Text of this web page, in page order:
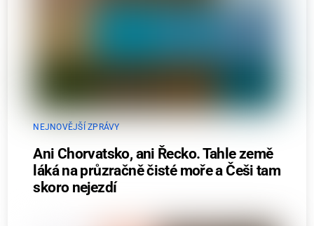
NEJNOVĚJŠÍ ZPRÁVY
Ani Chorvatsko, ani Řecko. Tahle země
láká na průzračně čisté moře a Češi tam
skoro nejezdí